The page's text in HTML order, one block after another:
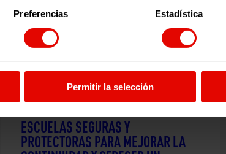
Preferencias Estadística
Permitir la selección
ESCUELAS SEGURAS Y
PROTECTORAS PARA MEJORAR LA